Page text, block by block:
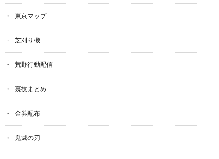
東京マップ
芝刈り機
荒野行動配信
裏技まとめ
金券配布
鬼滅の刃